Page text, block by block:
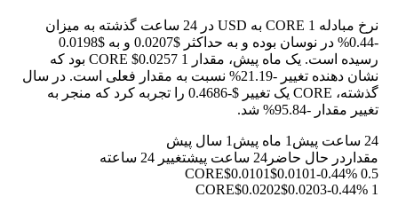
نرخ مبادله 1 CORE به USD در 24 ساعت گذشته به میزان
-0.44%
در نوسان بوده و به حداکثر $0.0207 و به $0.0198
رسیده است. یک ماه پیش، مقدار 1 CORE $0.0257 بود که
نشان دهنده تغییر -21.19%
نسبت به مقدار فعلی است. در سال
گذشته، CORE یک تغییر $-0.4686 را تجربه کرد که منجر به
تغییر مقدار -95.84% شد.
24 ساعت پیش 1 ماه پیش
1 سال پیش
مقدار در حال حاضر 24 ساعت پیش
تغییر 24 ساعته
0.5 CORE
$0.0101$0.0101-0.44%
1 CORE
$0.0202$0.0203-0.44%